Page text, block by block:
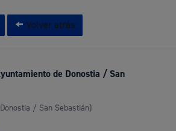
Volver atrás
de Donostia / San
/ San Sebastián)